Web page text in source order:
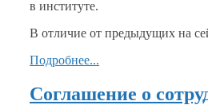
в институте.
В отличие от предыдущих на
Подробнее...
Соглашение о